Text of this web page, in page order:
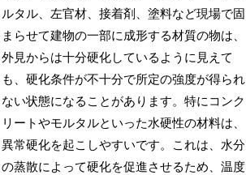
ルタル、左官材、接着剤、塗料など現場で固
まらせて建物の一部に成形する材質の物は、
外見からは十分硬化しているように見えて
も、硬化条件が不十分で所定の強度が得られ
ない状態になることがあります。特にコンク
リートやモルタルといった水硬性の材料は、
異常硬化を起こしやすいです。これは、水分
の蒸散によって硬化を促進させるため、温度